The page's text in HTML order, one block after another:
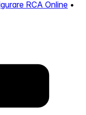
RCA Online •